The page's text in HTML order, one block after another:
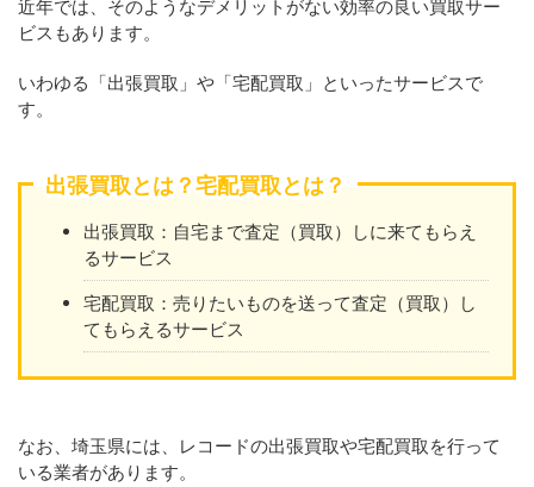
近年では、そのようなデメリットがない効率の良い買取サー
ビスもあります。
いわゆる「出張買取」や「宅配買取」といったサービスで
す。
出張買取とは？宅配買取とは？
出張買取：自宅まで査定（買取）しに来てもらえ
るサービス
宅配買取：売りたいものを送って査定（買取）し
てもらえるサービス
なお、埼玉県には、レコードの出張買取や宅配買取を行って
いる業者があります。